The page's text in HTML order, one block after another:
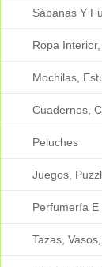
Sábanas Y
Ropa
Mochilas,
Cuadernos,
Peluches
Juegos,
Perfumería E
Tazas,